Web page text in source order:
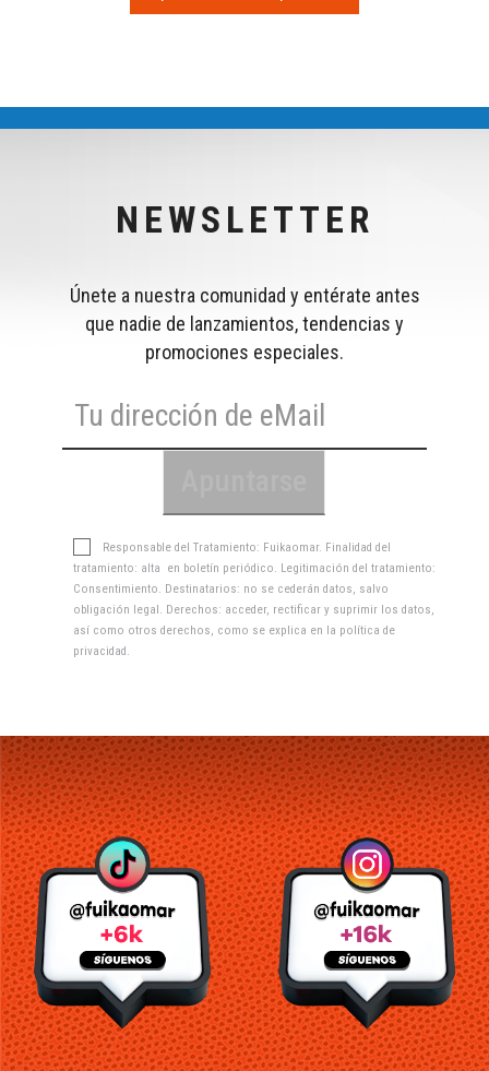
NEWSLETTER
Únete a nuestra comunidad y entérate antes
que nadie de lanzamientos, tendencias y
promociones especiales.
Responsable del Tratamiento: Fuikaomar. Finalidad del
tratamiento: alta en boletín periódico. Legitimación del tratamiento:
Consentimiento. Destinatarios: no se cederán datos, salvo
obligación legal. Derechos: acceder, rectificar y suprimir los datos,
así como otros derechos, como se explica en la política de
privacidad